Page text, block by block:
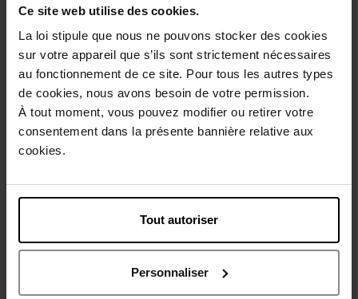
Ce site web utilise des cookies.
La loi stipule que nous ne pouvons stocker des cookies
sur votre appareil que s’ils sont strictement nécessaires
au fonctionnement de ce site. Pour tous les autres types
de cookies, nous avons besoin de votre permission.
À tout moment, vous pouvez modifier ou retirer votre
consentement dans la présente bannière relative aux
cookies.
Tout autoriser
Personnaliser
Description
Caractéristiques
Avis client Politique relative aux avis des clients